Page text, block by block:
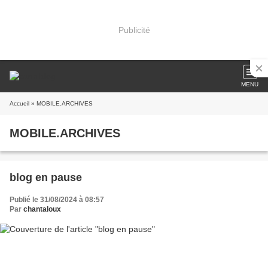
Publicité
MENU
Accueil » MOBILE.ARCHIVES
MOBILE.ARCHIVES
blog en pause
Publié le 31/08/2024 à 08:57
Par chantaloux